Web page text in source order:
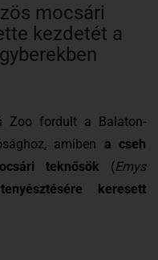
mocsári
kezdetét a
Zoo fordult a Balaton-
amiben a cseh
teknősök (Emys
keresett